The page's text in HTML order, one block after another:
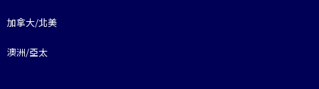
加拿大/北美
澳洲/亞太